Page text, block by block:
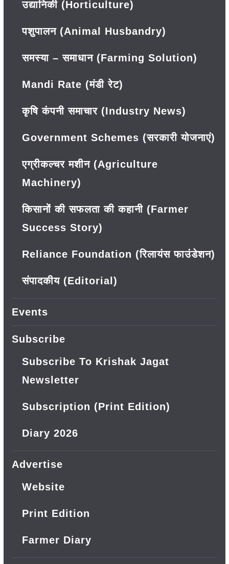
उद्यानिकी (Horticulture)
पशुपालन (Animal Husbandry)
समस्या – समाधान (Farming Solution)
Mandi Rate (मंडी रेट)
कृषि कंपनी समाचार (Industry News)
Government Schemes (सरकारी योजनाएं)
एग्रीकल्चर मशीन (Agriculture
Machinery)
किसानों की सफलता की कहानी (Farmer
Success Story)
Reliance Foundation (रिलायंस फाउंडेशन)
संपादकीय (Editorial)
Events
Subscribe
Subscribe To Krishak Jagat
Newsletter
Subscription (Print Edition)
Diary 2026
Advertise
Website
Print Edition
Farmer Diary